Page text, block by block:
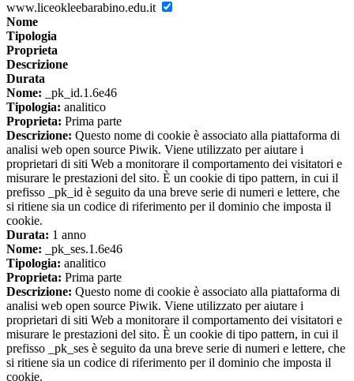
www.liceokleebarabino.edu.it
Nome
Tipologia
Proprieta
Descrizione
Durata
Nome: _pk_id.1.6e46
Tipologia: analitico
Proprieta: Prima parte
Descrizione: Questo nome di cookie è associato alla piattaforma di
analisi web open source Piwik. Viene utilizzato per aiutare i
proprietari di siti Web a monitorare il comportamento dei visitatori e
misurare le prestazioni del sito. È un cookie di tipo pattern, in cui il
prefisso _pk_id è seguito da una breve serie di numeri e lettere, che
si ritiene sia un codice di riferimento per il dominio che imposta il
cookie.
Durata: 1 anno
Nome: _pk_ses.1.6e46
Tipologia: analitico
Proprieta: Prima parte
Descrizione: Questo nome di cookie è associato alla piattaforma di
analisi web open source Piwik. Viene utilizzato per aiutare i
proprietari di siti Web a monitorare il comportamento dei visitatori e
misurare le prestazioni del sito. È un cookie di tipo pattern, in cui il
prefisso _pk_ses è seguito da una breve serie di numeri e lettere, che
si ritiene sia un codice di riferimento per il dominio che imposta il
cookie.